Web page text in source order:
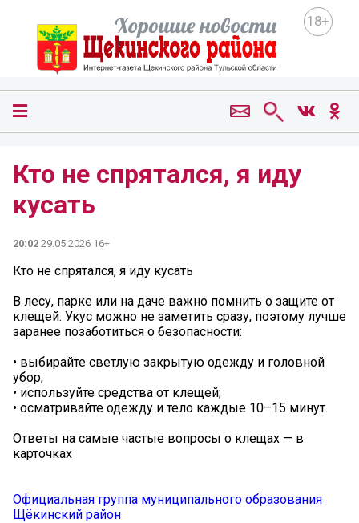
18+
Кто не спрятался, я иду
кусать
20:02 29.05.2026 16+
Кто не спрятался, я иду кусать
В лесу, парке или на даче важно помнить о защите от
клещей. Укус можно не заметить сразу, поэтому лучше
заранее позаботиться о безопасности:
• выбирайте светлую закрытую одежду и головной
убор;
• используйте средства от клещей;
• осматривайте одежду и тело каждые 10–15 минут.
Ответы на самые частые вопросы о клещах — в
карточках
Официальная группа муниципального образования
Щёкинский район